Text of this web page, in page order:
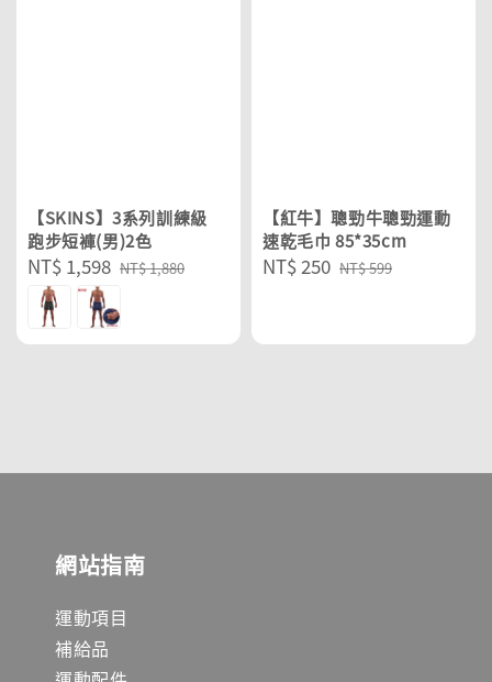
【SKINS】3系列訓練級
跑步短褲(男)2色
Sale
price
NT$ 1,598 Regular
NT$ 1,880
【紅牛】聰勁牛聰勁運動
速乾毛巾 85*35cm
Sale
NT$ 250 Regular
NT$ 599
網站指南
運動項目
補給品